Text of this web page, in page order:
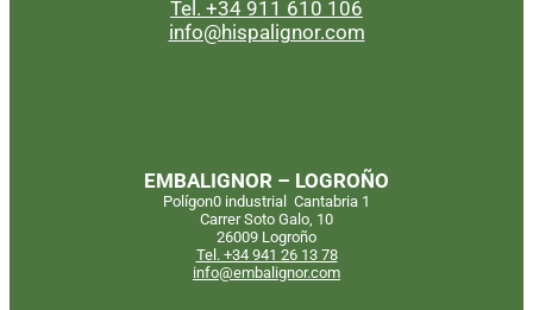
Tel. +34 911 610 106
info@hispalignor.com
EMBALIGNOR – LOGROÑO
Polígon0 industrial Cantabria 1
Carrer Soto Galo, 10
26009 Logroño
Tel. +34 941 26 13 78
info@embalignor.com